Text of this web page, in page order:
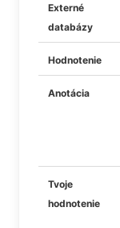
Externé
databázy
Hodnotenie
Anotácia
Tvoje
hodnotenie